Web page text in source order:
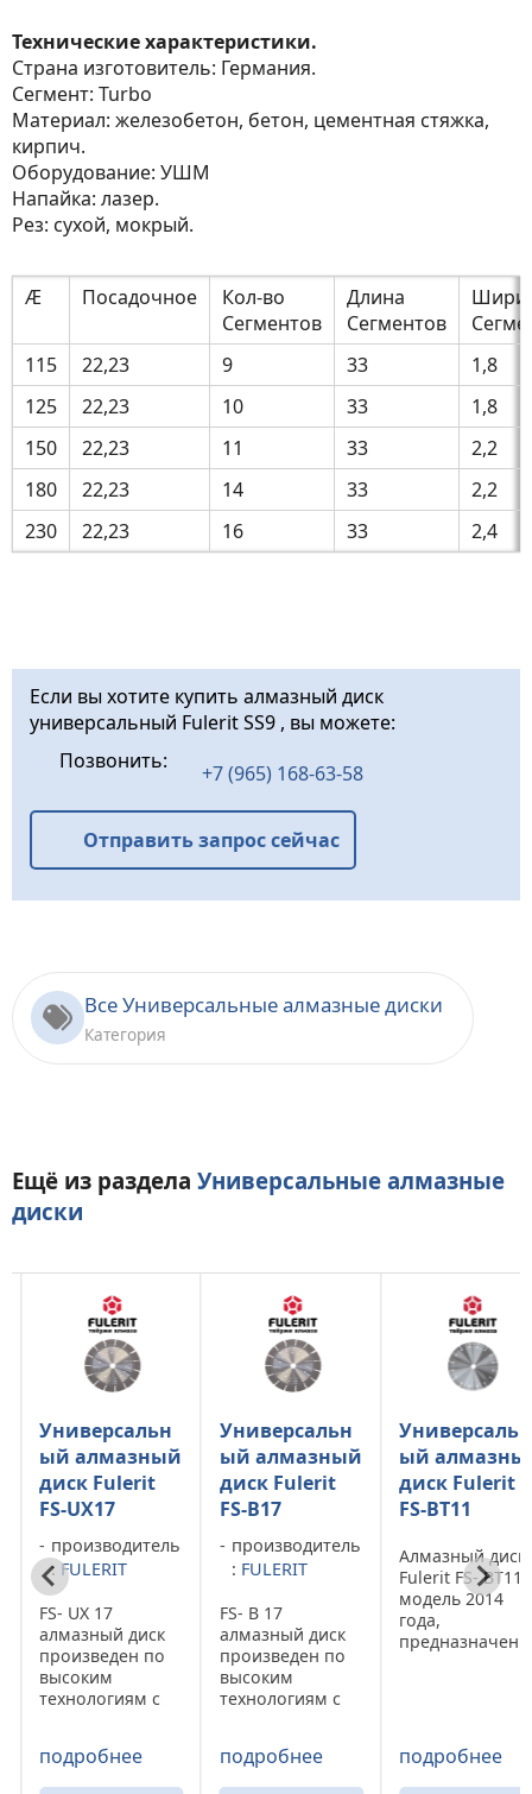
Технические характеристики.
Страна изготовитель: Германия.
Сегмент: Turbo
Материал: железобетон, бетон, цементная стяжка,
кирпич.
Оборудование: УШМ
Напайка: лазер.
Рез: сухой, мокрый.
Æ Посадочное
Кол-во
Сегментов
Длина
Сегментов
115
22,23 9 33
1,8
125
22,23 10 33
1,8
150
22,23 11 33
2,2
180
22,23 14 33
2,2
230
22,23 16 33 2,4
Если вы хотите купить алмазный диск
универсальный Fulerit SS9 , вы можете:
Позвонить:
+7 (965) 168-63-58
Отправить запрос сейчас
Все Универсальные алмазные диски
Категория
Ещё из раздела Универсальные алмазные
диски
Универсальн
ый алмазный
диск Fulerit
FS-B17
производитель
:FULERIT
FS- B 17
алмазный диск
произведен по
высоким
технологиям с
высокой
скоростью реза
подробнее
Универсальн
ый алмазный
диск Fulerit
FS-BT11
Алмазный диск
Fulerit FS- BT11 –
года,
предназначен
для
общестроительн
ых работ. Долгий
также высокая
скорость реза
подробнее
ый
диск
FR-G17
Fulerit FR-
произведен
высоким
Turbo»
которого
подробнее